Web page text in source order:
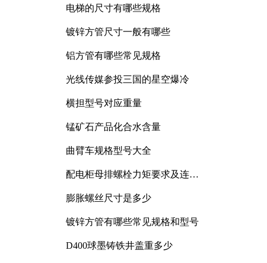
电梯的尺寸有哪些规格
镀锌方管尺寸一般有哪些
铝方管有哪些常见规格
光线传媒参投三国的星空爆冷
横担型号对应重量
锰矿石产品化合水含量
曲臂车规格型号大全
配电柜母排螺栓力矩要求及连接
膨胀螺丝尺寸是多少
镀锌方管有哪些常见规格和型号
D400球墨铸铁井盖重多少